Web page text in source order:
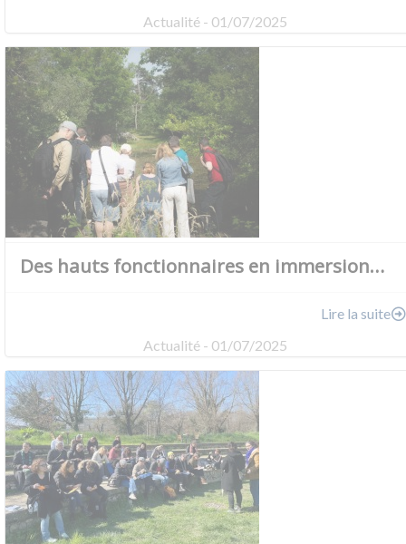
Actualité - 01/07/2025
Des hauts fonctionnaires en immersion…
Lire la suite
Actualité - 01/07/2025